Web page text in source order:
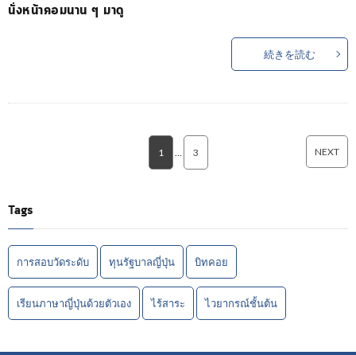
นั่งหน้าคอมนาน ๆ มาดู
続きを読む
1 … 3 NEXT
Tags
การสอบวัดระดับ ทุนรัฐบาลญี่ปุ่น บิทคอย
เรียนภาษาญี่ปุ่นด้วยตัวเอง ไร้สาระ ไวยากรณ์ชั้นต้น